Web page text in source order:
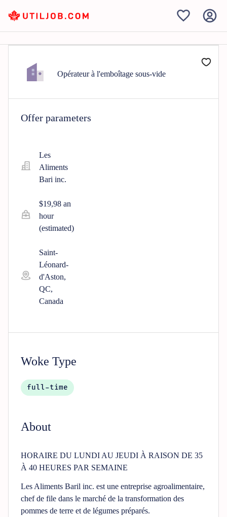
Opérateur à l'emboîtage sous-vide
Offer parameters
Les
Aliments
Bari inc.
$19,98 an
hour
(estimated)
Saint-
Léonard-
d'Aston,
QC,
Canada
Woke Type
full-time
About
HORAIRE DU LUNDI AU JEUDI À RAISON DE 35
À 40 HEURES PAR SEMAINE
Les Aliments Baril inc. est une entreprise agroalimentaire,
chef de file dans le marché de la transformation des
pommes de terre et de légumes préparés.